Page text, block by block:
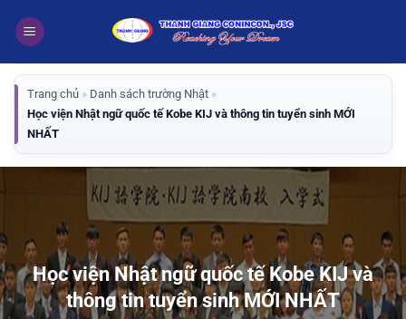
qua
dung
Trang chủ » Danh sách trường Nhật »
Học viện Nhật ngữ quốc tế Kobe KIJ và thông tin tuyển sinh MỚI
NHẤT
Học viện Nhật ngữ quốc tế Kobe KIJ và
thông tin tuyển sinh MỚI NHẤT